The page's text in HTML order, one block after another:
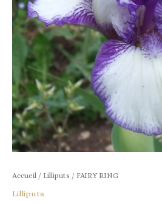
Accueil / Lilliputs / FAIRY RING
Lilliputs